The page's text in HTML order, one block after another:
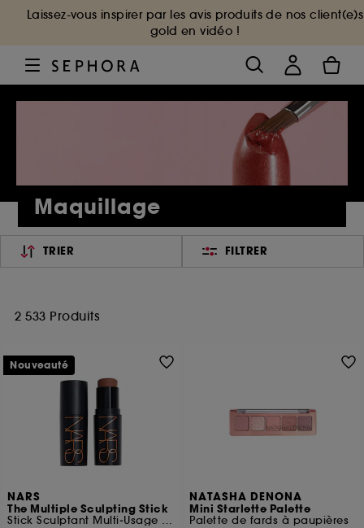
Laissez-vous inspirer par les avis produits de nos client(e)s
gold en vidéo !
Maquillage
TRIER FILTRER
2 533 Produits
NARS
The Multiple Sculpting Stick
Stick Sculptant Multi‑Usage Crème‑Poudre
Nouveauté
NATASHA DENONA
Mini Starlette Palette
Palette de fards à paupières